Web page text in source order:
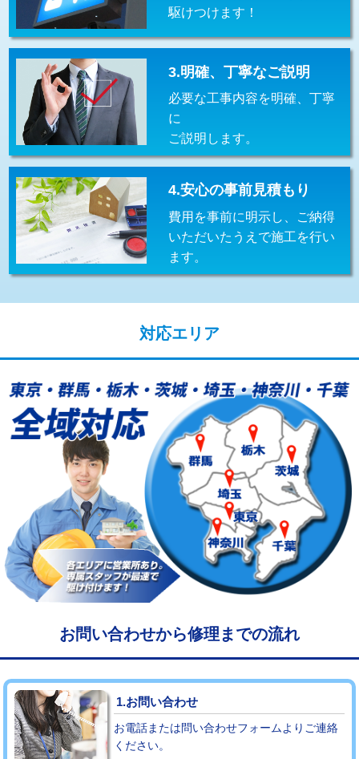
交換・取付(排水栓・排水トラップ
（P/S/ポップアップ））
22,000円+材料費
交換・取付（その他部品） 11,000円+材料費
持込商品取付（単水栓） 13,200円
持込商品取付（混合水栓） 16,500円
持込商品取付（浄水器・分岐水栓） 16,500円
給水管工事※（ホール加工) 16,500円
給水管工事※（バンド止め) 3,300円
給水管工事※（支持金具設置)
業)
給水管工事※（塩ビ管（VP・HI）使
用/3ｍまで)
33,000円
給水管工事※（塩ビ管（VP・HI）使
用（追加）/3ｍ超え)
+8,800円
給水管工事※（ライニング鋼管・銅
管・ポリ管・HT管使用/3ｍまで)
44,000円
給水管工事※（ライニング鋼管・銅
管・ポリ管・HT管使用/3ｍ超え)
+8,800円
マス交換（土の掘削・埋め戻し作業） 11,000円~
マス交換（深さ50㎝未満） 55,000円
マス交換（深さ50㎝以上） 66,000円
コンクリート斫り（厚さ10㎝まで）
コンクリート斫り（厚さ10㎝超え） 38,500円
モルタル補修（厚さ10㎝まで）
駆けつけます！
3.明確、丁寧なご説明
必要な工事内容を明確、丁寧
に
ご説明します。
4.安心の事前見積もり
費用を事前に明示し、ご納得
いただいたうえで施工を行い
ます。
対応エリア
お問い合わせから修理までの流れ
1.お問い合わせ
お電話または問い合わせフォームよりご連絡
ください。